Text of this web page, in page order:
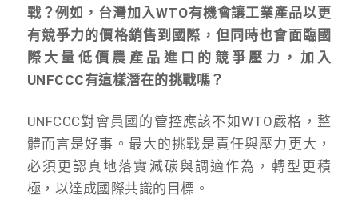
戰？例如，台灣加入WTO有機會讓工業產品以更
有競爭力的價格銷售到國際，但同時也會面臨國
際大量低價農產品進口的競爭壓力， 加入
UNFCCC有這樣潛在的挑戰嗎？
UNFCCC對會員國的管控應該不如WTO嚴格，整
體而言是好事。最大的挑戰是責任與壓力更大，
必須更認真地落實減碳與調適作為，轉型更積
極，以達成國際共識的目標。